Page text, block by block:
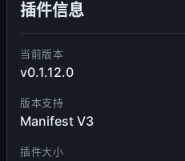
插件信息
当前版本
v0.1.12.0
版本支持
Manifest V3
插件大小